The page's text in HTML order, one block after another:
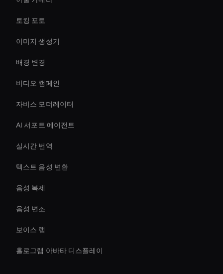
토킹 포토
이미지 생성기
배경 변경
비디오 캠페인
자비스 모더레이터
AI 서포트 에이전트
실시간 번역
텍스트 음성 변환
음성 복제
음성 변조
보이스 랩
홀로그램 아바타 디스플레이